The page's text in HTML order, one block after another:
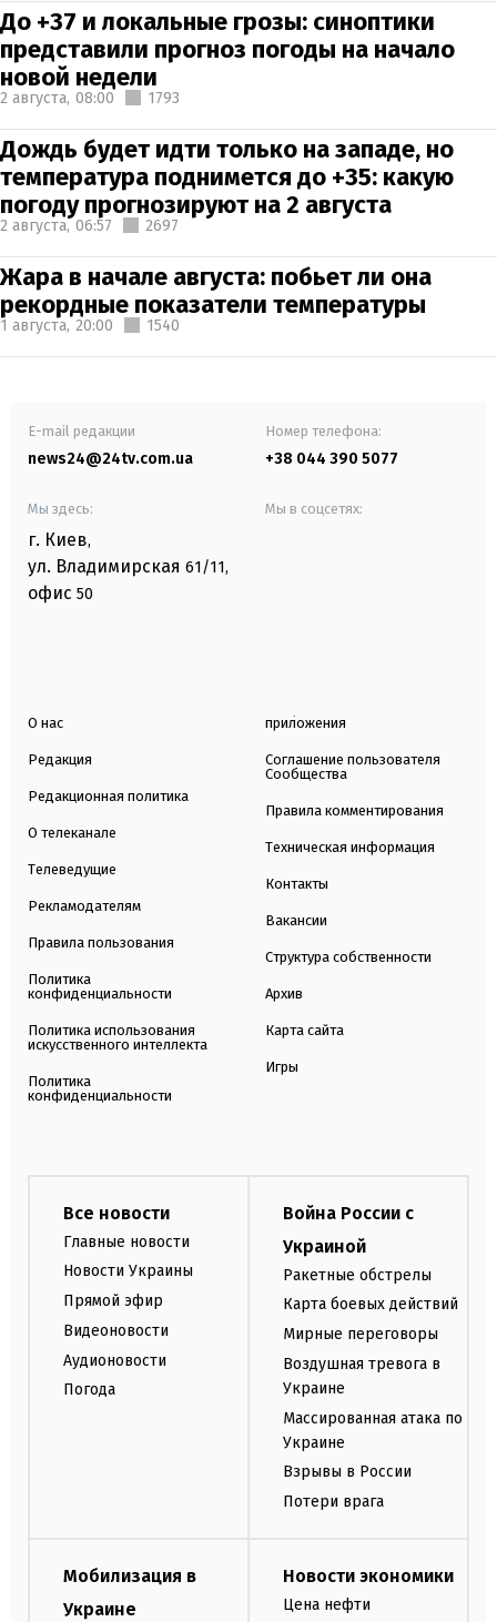
До +37 и локальные грозы: синоптики
представили прогноз погоды на начало
новой недели
2 августа, 08:00 1793
Дождь будет идти только на западе, но
температура поднимется до +35: какую
погоду прогнозируют на 2 августа
2 августа, 06:57 2697
Жара в начале августа: побьет ли она
рекордные показатели температуры
1 августа, 20:00 1540
E-mail редакции
news24@24tv.com.ua
Номер телефона:
+38 044 390 5077
Мы здесь:
г. Киев,
ул. Владимирская 61/11,
офис 50
Мы в соцсетях:
О нас
Редакция
Редакционная политика
О телеканале
Телеведущие
Рекламодателям
Правила пользования
Политика
конфиденциальности
Политика использования
искусственного интеллекта
Политика
конфиденциальности
приложения
Соглашение пользователя
Сообщества
Правила комментирования
Техническая информация
Контакты
Вакансии
Структура собственности
Архив
Карта сайта
Игры
Все новости
Главные новости
Новости Украины
Прямой эфир
Видеоновости
Аудионовости
Погода
Война России с
Украиной
Ракетные обстрелы
Карта боевых действий
Мирные переговоры
Воздушная тревога в
Украине
Массированная атака по
Украине
Взрывы в России
Потери врага
Мобилизация в
Украине
Новости экономики
Цена нефти